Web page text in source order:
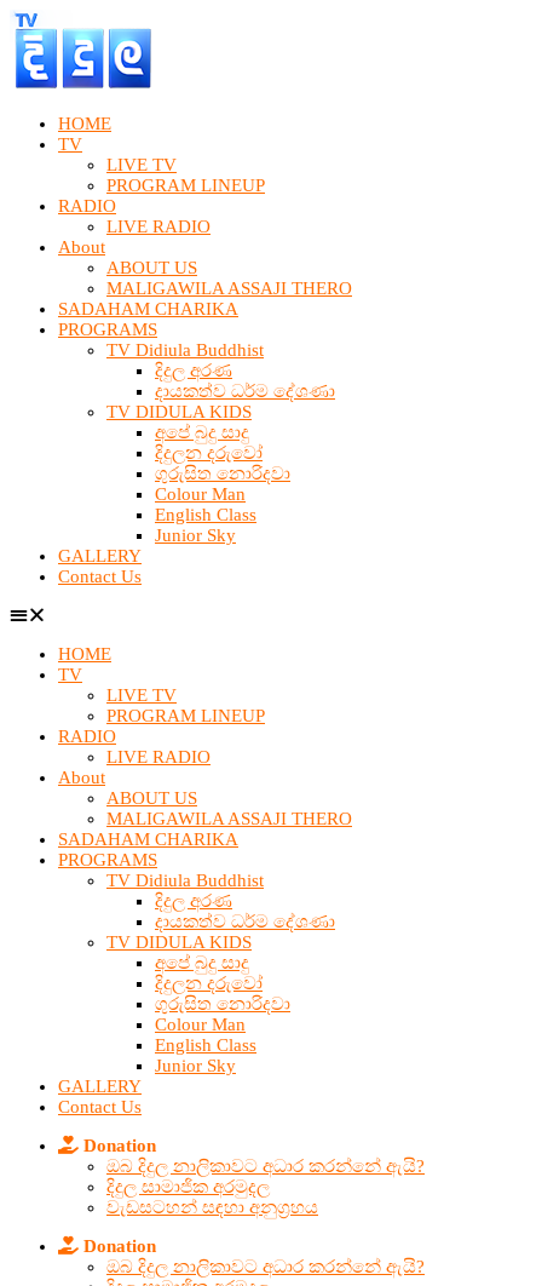
HOME
TV
LIVE TV
PROGRAM LINEUP
RADIO
LIVE RADIO
About
ABOUT US
MALIGAWILA ASSAJI THERO
SADAHAM CHARIKA
PROGRAMS
TV Didiula Buddhist
දිදුල අරණ
දායකත්ව ධර්ම දේශණා
TV DIDULA KIDS
අපේ බුදු සාදු
දිදුලන දරුවෝ
ගුරුසිත නොරිදවා
Colour Man
English Class
Junior Sky
GALLERY
Contact Us
HOME
TV
LIVE TV
PROGRAM LINEUP
RADIO
LIVE RADIO
About
ABOUT US
MALIGAWILA ASSAJI THERO
SADAHAM CHARIKA
PROGRAMS
TV Didiula Buddhist
දිදුල අරණ
දායකත්ව ධර්ම දේශණා
TV DIDULA KIDS
අපේ බුදු සාදු
දිදුලන දරුවෝ
ගුරුසිත නොරිදවා
Colour Man
English Class
Junior Sky
GALLERY
Contact Us
Donation
ඔබ දිදුල නාලිකාවට අධාර කරන්නේ ඇයි?
දිදුල සාමාජික අරමුදල
වැඩසටහන් සඳහා අනුග්‍රහය
Donation
ඔබ දිදුල නාලිකාවට අධාර කරන්නේ ඇයි?